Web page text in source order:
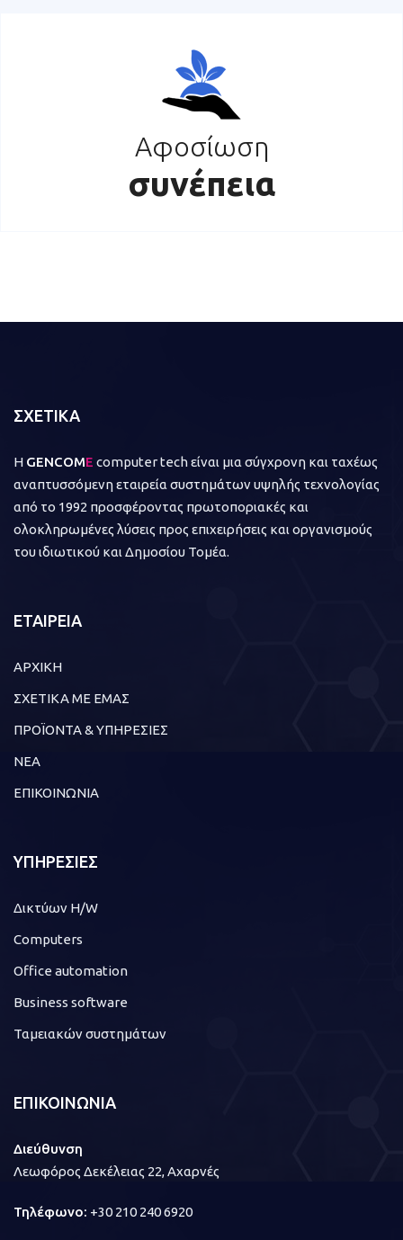
Αφοσίωση
συνέπεια
ΣΧΕΤΙΚΑ
Η GENCOME computer tech είναι μια σύγχρονη και ταχέως
αναπτυσσόμενη εταιρεία συστημάτων υψηλής τεχνολογίας
από το 1992 προσφέροντας πρωτοποριακές και
ολοκληρωμένες λύσεις προς επιχειρήσεις και οργανισμούς
του ιδιωτικού και Δημοσίου Τομέα.
ΕΤΑΙΡΕΙΑ
ΑΡΧΙΚΗ
ΣΧΕΤΙΚΑ ΜΕ ΕΜΑΣ
ΠΡΟΪΟΝΤΑ & ΥΠΗΡΕΣΙΕΣ
ΝΕΑ
ΕΠΙΚΟΙΝΩΝΙΑ
ΥΠΗΡΕΣΙΕΣ
Δικτύων H/W
Computers
Office automation
Business software
Ταμειακών συστημάτων
ΕΠΙΚΟΙΝΩΝΙΑ
Διεύθυνση
Λεωφόρος Δεκέλειας 22, Αχαρνές
Τηλέφωνο: +30 210 240 6920